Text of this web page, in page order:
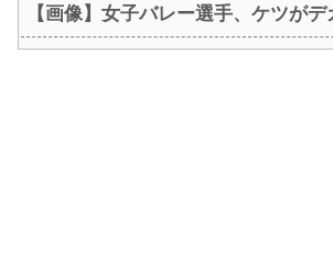
【画像】女子バレー選手、ケツが